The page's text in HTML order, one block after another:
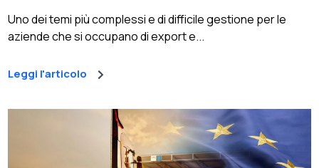
Uno dei temi più complessi e di difficile gestione per le
aziende che si occupano di export e...
Leggi l'articolo